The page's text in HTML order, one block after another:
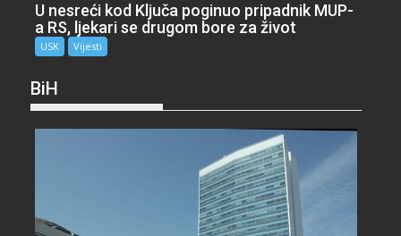
U nesreći kod Ključa poginuo pripadnik MUP-
a RS, ljekari se drugom bore za život
USK Vijesti
BiH